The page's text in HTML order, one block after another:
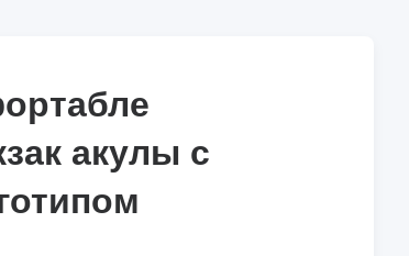
акулы с
акулы с